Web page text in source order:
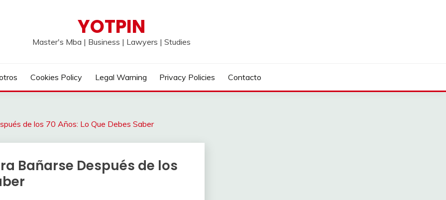
YOTPIN
Master's Mba | Business | Lawyers | Studies
Cookies Policy Legal Warning Privacy Policies Contacto
de los 70 Años: Lo Que Debes Saber
Bañarse Después de los